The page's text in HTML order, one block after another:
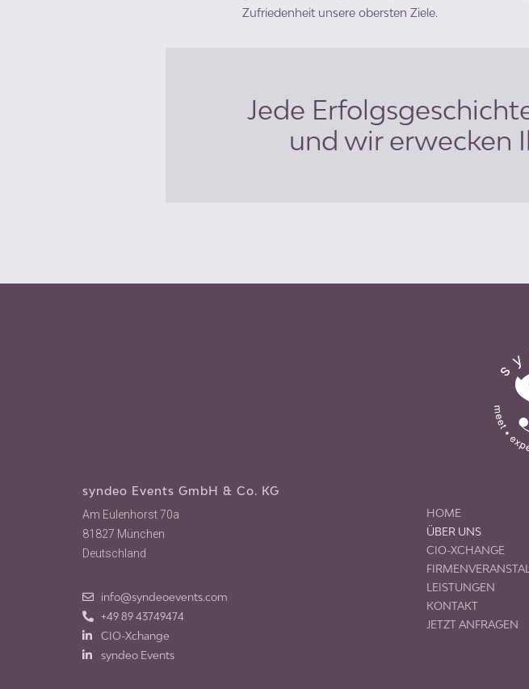
Zufriedenheit unsere obersten Ziele.
Jede
und wir erwecken
syndeo Events GmbH & Co. KG
Am Eulenhorst 70a
81827 München
Deutschland
info@syndeoevents.com
+49 89 43749474
CIO-Xchange
syndeo Events
HOME
ÜBER UNS
CIO-XCHANGE
LEISTUNGEN
KONTAKT
JETZT ANFRAGEN